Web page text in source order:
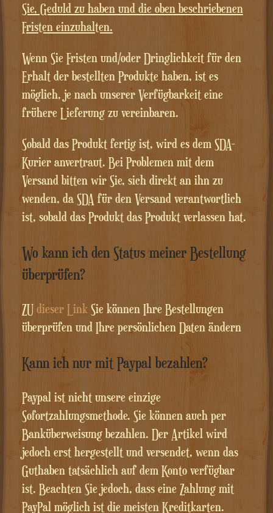
Sie, Geduld zu haben und die oben beschriebenen
Fristen einzuhalten.
Wenn Sie Fristen und/oder Dringlichkeit für den
Erhalt der bestellten Produkte haben, ist es
möglich, je nach unserer Verfügbarkeit eine
frühere Lieferung zu vereinbaren.
Sobald das Produkt fertig ist, wird es dem SDA-
Kurier anvertraut. Bei Problemen mit dem
Versand bitten wir Sie, sich direkt an ihn zu
wenden, da SDA für den Versand verantwortlich
ist, sobald das Produkt das Produkt verlassen hat.
Wo kann ich den Status meiner Bestellung
überprüfen?
ZU dieser LinkSie können Ihre Bestellungen
überprüfen und Ihre persönlichen Daten ändern
Kann ich nur mit Paypal bezahlen?
Paypal ist nicht unsere einzige
Sofortzahlungsmethode. Sie können auch per
Banküberweisung bezahlen. Der Artikel wird
jedoch erst hergestellt und versendet, wenn das
Guthaben tatsächlich auf dem Konto verfügbar
ist. Beachten Sie jedoch, dass eine Zahlung mit
PayPal möglich ist die meisten Kreditkarten.